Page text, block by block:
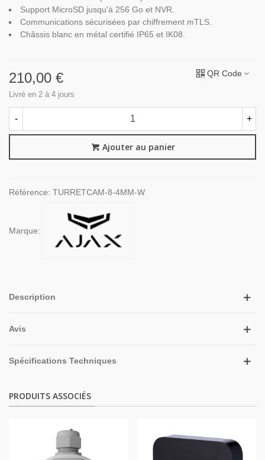
Support MicroSD jusqu'à 256 Go et NVR.
Communications sécurisées par chiffrement mTLS.
Châssis blanc en métal certifié IP65 et IK08.
210,00 €
Livré en 2 à 4 jours
QR Code
- +
Ajouter au panier
Référence: TURRETCAM-8-4MM-W
Marque:
Description
Avis
Spécifications Techniques
PRODUITS ASSOCIÉS